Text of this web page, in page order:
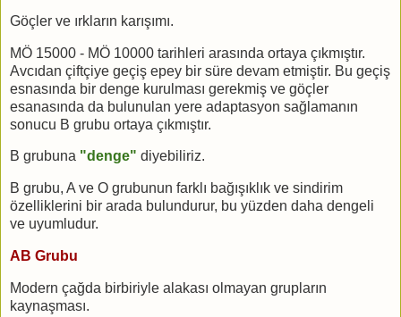
Göçler ve ırkların karışımı.
MÖ 15000 - MÖ 10000 tarihleri arasında ortaya çıkmıştır.
Avcıdan çiftçiye geçiş epey bir süre devam etmiştir. Bu geçiş
esnasında bir denge kurulması gerekmiş ve göçler
esanasında da bulunulan yere adaptasyon sağlamanın
sonucu B grubu ortaya çıkmıştır.
B grubuna "denge" diyebiliriz.
B grubu, A ve O grubunun farklı bağışıklık ve sindirim
özelliklerini bir arada bulundurur, bu yüzden daha dengeli
ve uyumludur.
AB Grubu
Modern çağda birbiriyle alakası olmayan grupların
kaynaşması.